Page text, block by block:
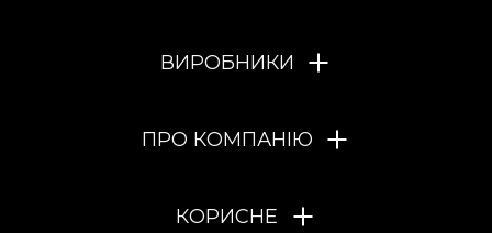
ВИРОБНИКИ
ПРО КОМПАНІЮ
КОРИСНЕ